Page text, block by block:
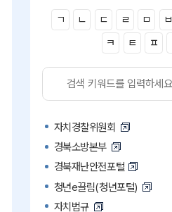
ㄱ ㄴ ㄷ ㄹ ㅁ ㅂ
ㅋ
ㅌ ㅍ
자치경찰위원회
경북소방본부
경북재난안전포털
청년e끌림(청년포털)
자치법규